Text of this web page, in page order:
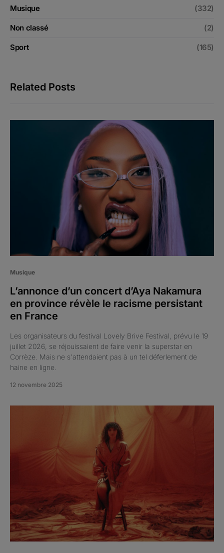
Musique (332)
Non classé (2)
Sport (165)
Related Posts
Musique
L’annonce d’un concert d’Aya Nakamura
en province révèle le racisme persistant
en France
Les organisateurs du festival Lovely Brive Festival, prévu le 19
juillet 2026, se réjouissaient de faire venir la superstar en
Corrèze. Mais ne s'attendaient pas à un tel déferlement de
haine en ligne.
12 novembre 2025